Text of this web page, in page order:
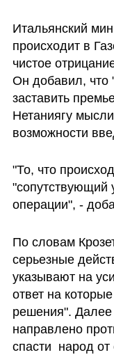
Итальянский
происходит в
чистое
Он добавил, что
заставить
Нетаниягу
"То, что
"сопутствующий
операции", -
По словам
серьезные
указывают на
ответ на
решения". Далее
направлено
спасти  народ от